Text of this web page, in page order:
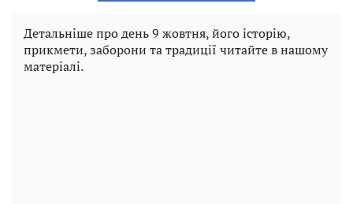
Детальніше про день 9 жовтня, його історію,
прикмети, заборони та традиції читайте в нашому
матеріалі.